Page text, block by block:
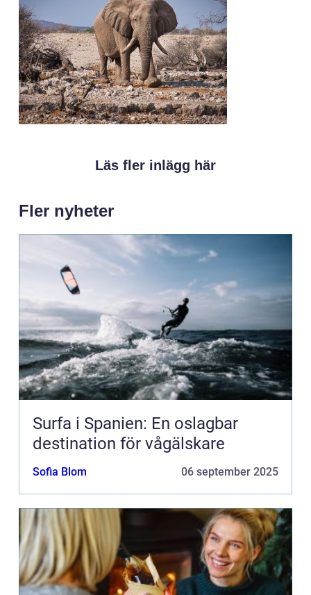
Läs fler inlägg här
Fler nyheter
Surfa i Spanien: En oslagbar
destination för vågälskare
Sofia Blom 06 september 2025